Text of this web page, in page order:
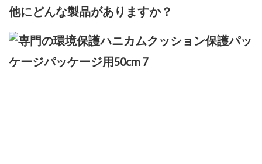
他にどんな製品がありますか？